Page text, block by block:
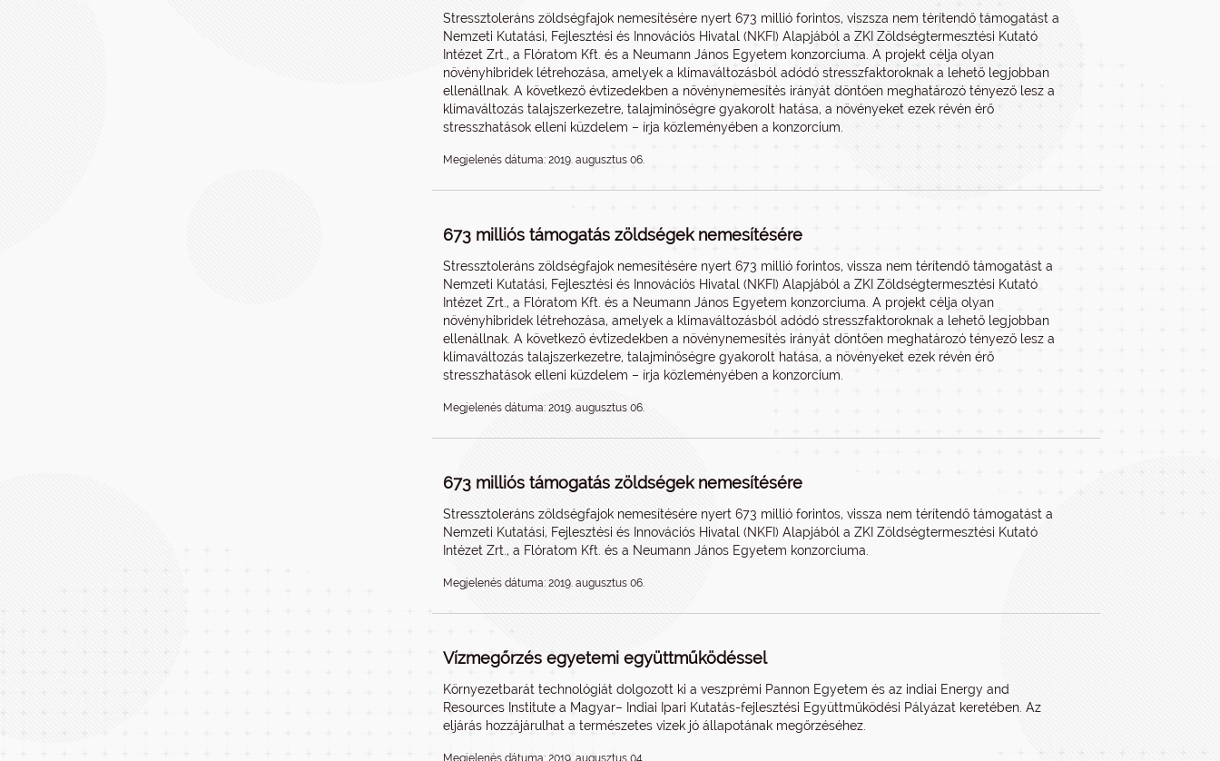
Stressztoleráns zöldségfajok nemesítésére nyert 673 millió forintos, viszsza nem térítendő támogatást a
Nemzeti Kutatási, Fejlesztési és Innovációs Hivatal (NKFI) Alapjából a ZKI Zöldségtermesztési Kutató
Intézet Zrt., a Flóratom Kft. és a Neumann János Egyetem konzorciuma. A projekt célja olyan
növényhibridek létrehozása, amelyek a klímaváltozásból adódó stresszfaktoroknak a lehető legjobban
ellenállnak. A következő évtizedekben a növénynemesítés irányát döntően meghatározó tényező lesz a
klímaváltozás talajszerkezetre, talajminőségre gyakorolt hatása, a növényeket ezek révén érő
stresszhatások elleni küzdelem – írja közleményében a konzorcium.
Megjelenés dátuma: 2019. augusztus 06.
673 milliós támogatás zöldségek nemesítésére
Stressztoleráns zöldségfajok nemesítésére nyert 673 millió forintos, vissza nem térítendő támogatást a
Nemzeti Kutatási, Fejlesztési és Innovációs Hivatal (NKFI) Alapjából a ZKI Zöldségtermesztési Kutató
Intézet Zrt., a Flóratom Kft. és a Neumann János Egyetem konzorciuma. A projekt célja olyan
növényhibridek létrehozása, amelyek a klímaváltozásból adódó stresszfaktoroknak a lehető legjobban
ellenállnak. A következő évtizedekben a növénynemesítés irányát döntően meghatározó tényező lesz a
klímaváltozás talajszerkezetre, talajminőségre gyakorolt hatása, a növényeket ezek révén érő
stresszhatások elleni küzdelem – írja közleményében a konzorcium.
Megjelenés dátuma: 2019. augusztus 06.
673 milliós támogatás zöldségek nemesítésére
Stressztoleráns zöldségfajok nemesítésére nyert 673 millió forintos, vissza nem térítendő támogatást a
Nemzeti Kutatási, Fejlesztési és Innovációs Hivatal (NKFI) Alapjából a ZKI Zöldségtermesztési Kutató
Intézet Zrt., a Flóratom Kft. és a Neumann János Egyetem konzorciuma.
Megjelenés dátuma: 2019. augusztus 06.
Vízmegőrzés egyetemi együttműködéssel
Környezetbarát technológiát dolgozott ki a veszprémi Pannon Egyetem és az indiai Energy and
Resources Institute a Magyar– Indiai Ipari Kutatás-fejlesztési Együttműködési Pályázat keretében. Az
eljárás hozzájárulhat a természetes vizek jó állapotának megőrzéséhez.
Megjelenés dátuma: 2019. augusztus 04.